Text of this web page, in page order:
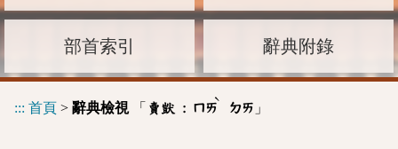
部首索引 辭典附錄
::: 首頁 > 辭典檢視「 賣獃 : ㄇㄞ
ˋ
ㄉㄞ 」